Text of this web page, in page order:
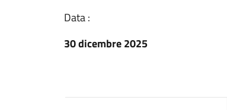
Data :
30 dicembre 2025